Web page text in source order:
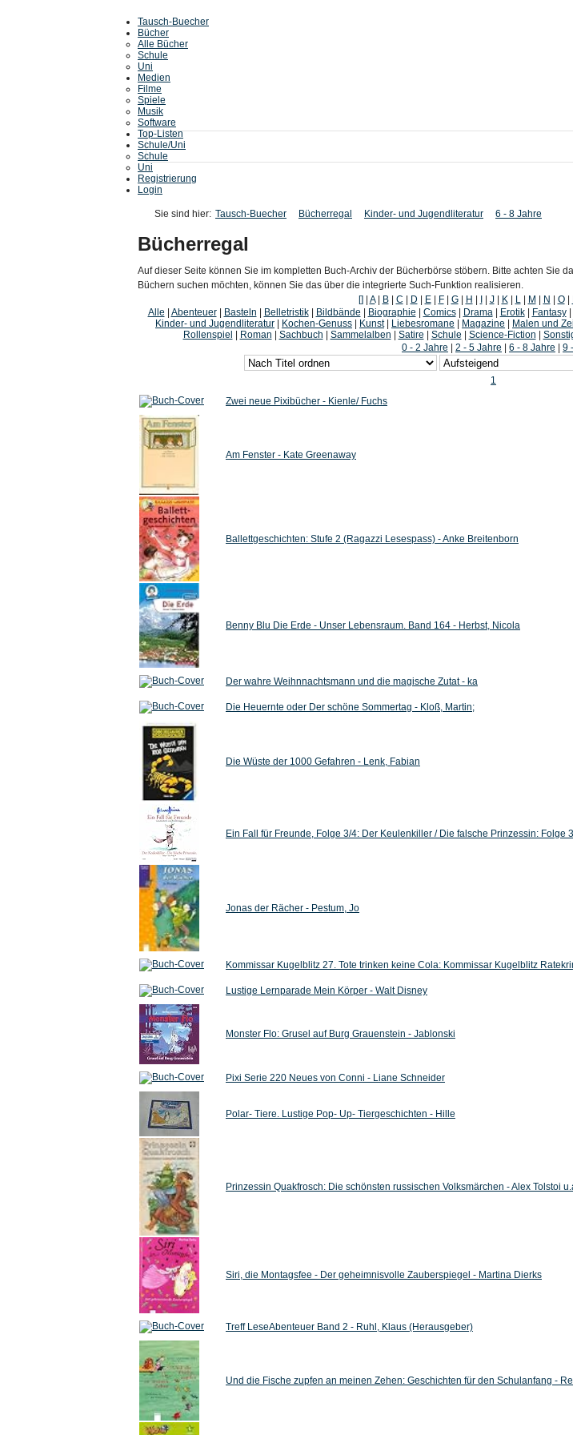
Tausch-Buecher
Bücher
Alle Bücher
Schule
Uni
Medien
Filme
Spiele
Musik
Software
Top-Listen
Schule/Uni
Schule
Uni
Registrierung
Login
Sie sind hier: Tausch-Buecher Bücherregal Kinder- und Jugendliteratur 6 - 8 Jahre
Bücherregal
Auf dieser Seite können Sie im kompletten Buch-Archiv der Bücherbörse stöbern. Bitte achten Sie
Büchern suchen möchten, können Sie das über die integrierte Such-Funktion realisieren.
[]
A| B| C D E| F| G| H J| K| L| M N O|
Alle
Abenteuer| Basteln Belletristik| Bildbände Biographie Comics| Drama| Erotik| Fantasy|
Kinder- und Jugendliteratur
Kochen-Genuss Kunst| Liebesromane Magazine Malen und
Rollenspiel
Roman Sachbuch Sammelalben Satire Schule Science-Fiction
0 - 2 Jahre
2 - 5 Jahre 6 - 8 Jahre 9
1
Zwei neue Pixibücher - Kienle/ Fuchs
Am Fenster - Kate Greenaway
Ballettgeschichten: Stufe 2 (Ragazzi Lesespass) - Anke Breitenborn
Benny Blu Die Erde - Unser Lebensraum. Band 164 - Herbst, Nicola
Der wahre Weihnnachtsmann und die magische Zutat - ka
Die Heuernte oder Der schöne Sommertag - Kloß, Martin;
Die Wüste der 1000 Gefahren - Lenk, Fabian
Ein Fall für Freunde, Folge 3/4: Der Keulenkiller / Die falsche Prinzessin: Folge
Jonas der Rächer - Pestum, Jo
Kommissar Kugelblitz 27. Tote trinken keine Cola: Kommissar Kugelblitz
Lustige Lernparade Mein Körper - Walt Disney
Monster Flo: Grusel auf Burg Grauenstein - Jablonski
Pixi Serie 220 Neues von Conni - Liane Schneider
Polar- Tiere. Lustige Pop- Up- Tiergeschichten - Hille
Prinzessin Quakfrosch: Die schönsten russischen Volksmärchen - Alex Tolstoi
Siri, die Montagsfee - Der geheimnisvolle Zauberspiegel - Martina Dierks
Treff LeseAbenteuer Band 2 - Ruhl, Klaus (Herausgeber)
Und die Fische zupfen an meinen Zehen: Geschichten für den Schulanfang -